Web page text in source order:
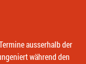
ausserhalb der
während den